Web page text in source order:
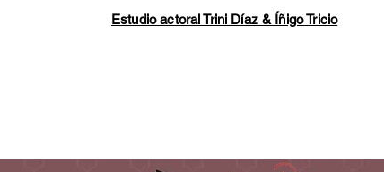
Estudio actoral Trini Díaz & Íñigo Tricio